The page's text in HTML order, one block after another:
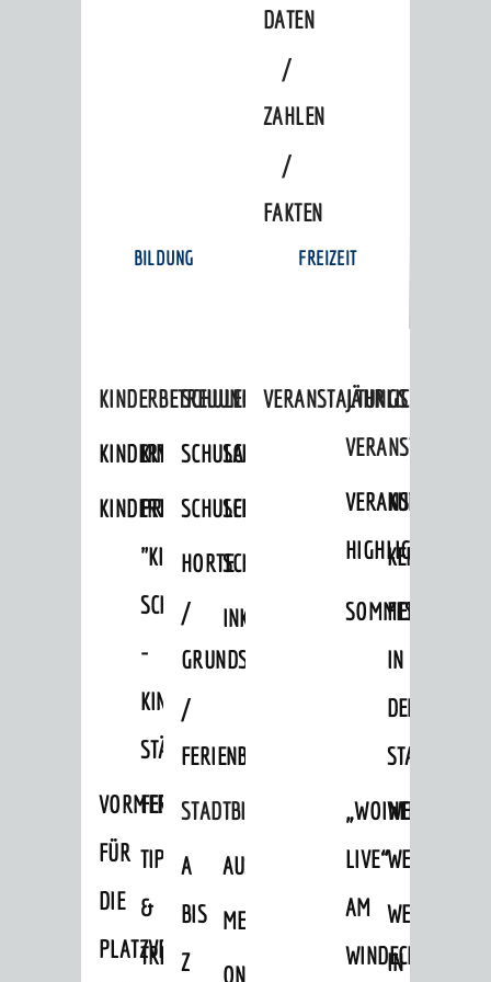
DATEN
/
ZAHLEN
/
FAKTEN
BILDUNG
KINDERBETREUUNG
KINDERTAGESPFLEGE
KINDERKRIPPEN
KINDERTAGESSTÄTTEN
PROJEKT
"KINDER
SCHÜTZEN
-
KINDER
STÄRKEN"
VORMERKVERFAHREN
FÜR
DIE
PLATZVERGABE
FERIENANGEBOTE
TIPPS
&
TREFFS
SCHULEN
SCHULARTEN
SCHULVERWALTUNG
SCHULFERIEN
SCHÜLERBEFÖRDERUNG
HORTE
/
GRUNDSCHULBETREUUNG
/
FERIENBETREUUNG
SCHULSOZIALARBEIT
INKLUSION
STADTBIBLIOTHEK
A
BIS
Z
AUSLEIHE
MEDIENANGEBOTE
ONLINE-
FREIZEIT
VERANSTALTUNGSKALENDER
JÄHRLICHE
HIGHLIGHTS
KERWE
SOMMERTAGSZUG
FESTE
IN
DEN
STADTTEILEN
„WOINEM
LIVE“
AM
WINDECKPLATZ
WEINHEIMER
IN
AKTUELLES